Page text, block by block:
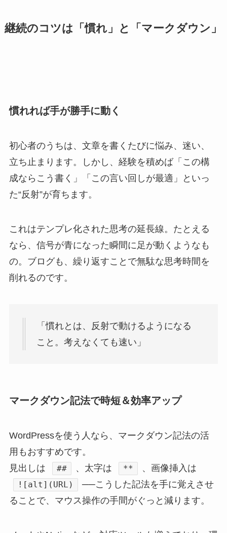
継続のコツは「慣れ」と「マークダウン」
慣れれば手が勝手に動く
初心者のうちは、文章を書くたびに悩み、迷い、
立ち止まります。しかし、経験を積めば「この構
成ならこう書く」「この言い回しが最適」といっ
た“反射”が育ちます。
これはテンプレ化された思考の延長線。たとえる
なら、信号が青になった瞬間に足が動くようなも
の。ブログも、繰り返すことで無駄な思考時間を
削れるのです。
「慣れとは、反射で動けるようになる
こと。考えなくても速い」
マークダウン記法で時短＆効率アップ
WordPressを使う人なら、マークダウン記法の活
用もおすすめです。
見出しは
## 、太字は ** 、画像挿入は
![alt](URL)
──こうした記法を手に覚えさせ
ることで、マウス操作の手間がぐっと減ります。